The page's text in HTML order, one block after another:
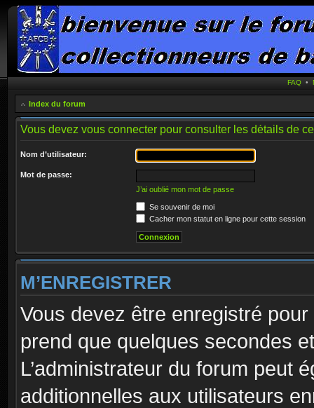
FAQ •
Index du forum
Vous devez vous connecter pour consulter les détails de
Nom d’utilisateur:
Mot de passe:
J’ai oublié mon mot de passe
Se souvenir de moi
Cacher mon statut en ligne pour cette session
M’ENREGISTRER
Vous devez être enregistré
prend que quelques secondes
L’administrateur du forum peut
additionnelles aux utilisateurs